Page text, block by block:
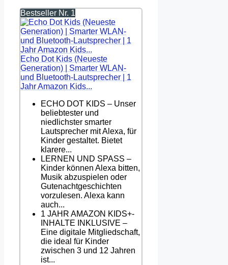
Bestseller Nr. 1
Echo Dot Kids (Neueste
Generation) | Smarter WLAN-
und Bluetooth-Lautsprecher | 1
Jahr Amazon Kids...
ECHO DOT KIDS – Unser
beliebtester und
niedlichster smarter
Lautsprecher mit Alexa, für
Kinder gestaltet. Bietet
klarere...
LERNEN UND SPASS –
Kinder können Alexa bitten,
Musik abzuspielen oder
Gutenachtgeschichten
vorzulesen. Alexa kann
auch...
1 JAHR AMAZON KIDS+-
INHALTE INKLUSIVE –
Eine digitale Mitgliedschaft,
die ideal für Kinder
zwischen 3 und 12 Jahren
ist...